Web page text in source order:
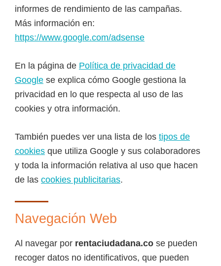
informes de rendimiento de las campañas.
Más información en:
https://www.google.com/adsense
En la página de Política de privacidad de
Google se explica cómo Google gestiona la
privacidad en lo que respecta al uso de las
cookies y otra información.
También puedes ver una lista de los tipos de
cookies que utiliza Google y sus colaboradores
y toda la información relativa al uso que hacen
de las cookies publicitarias.
Navegación Web
Al navegar por rentaciudadana.co se pueden
recoger datos no identificativos, que pueden